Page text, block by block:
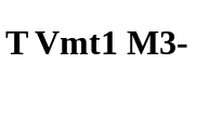
Vmt1 M3-